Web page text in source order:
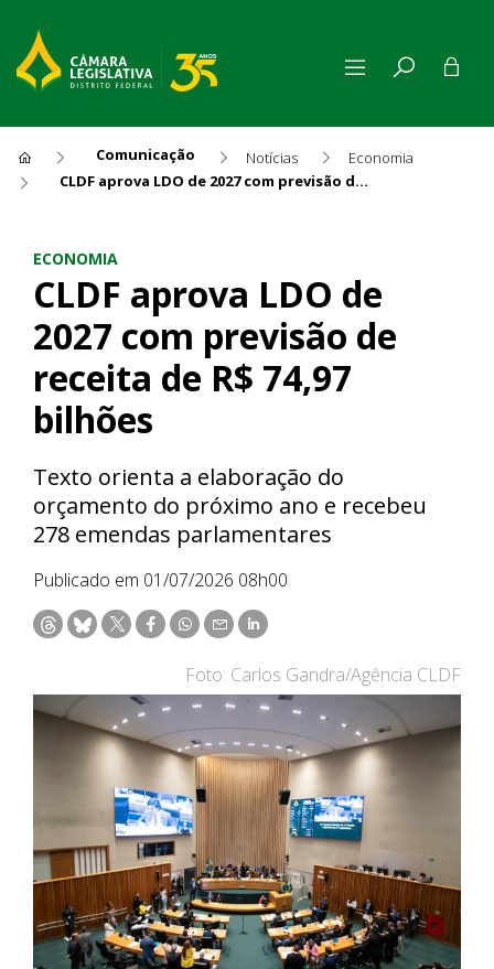
Comunicação Notícias
Economia
CLDF aprova LDO de 2027 com previsão de receita de R$ 74,97 bilhões
ECONOMIA
CLDF aprova LDO de
2027 com previsão de
receita de R$ 74,97
bilhões
Texto orienta a elaboração do
orçamento do próximo ano e recebeu
278 emendas parlamentares
Publicado em 01/07/2026 08h00
Foto: Carlos Gandra/Agência CLDF